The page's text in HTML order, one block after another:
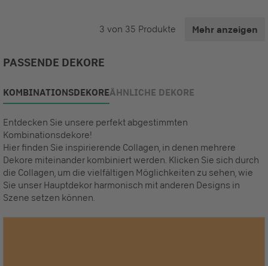
3 von 35 Produkte Mehr anzeigen
PASSENDE DEKORE
KOMBINATIONSDEKOREÄHNLICHE DEKORE
Entdecken Sie unsere perfekt abgestimmten
Kombinationsdekore!
Hier finden Sie inspirierende Collagen, in denen mehrere
Dekore miteinander kombiniert werden. Klicken Sie sich durch
die Collagen, um die vielfältigen Möglichkeiten zu sehen, wie
Sie unser Hauptdekor harmonisch mit anderen Designs in
Szene setzen können.